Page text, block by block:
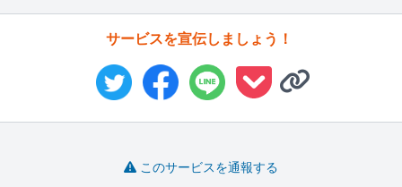
サービスを宣伝しましょう！
このサービスを通報する